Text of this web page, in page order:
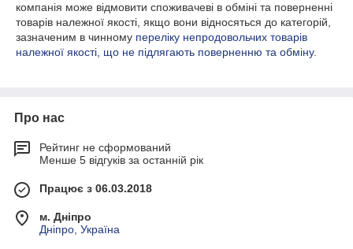
компанія може відмовити споживачеві в обміні та поверненні
товарів належної якості, якщо вони відносяться до категорій,
зазначеним в чинному переліку непродовольчих товарів
належної якості, що не підлягають поверненню та обміну.
Про нас
Рейтинг не сформований
Менше 5 відгуків за останній рік
Працює з 06.03.2018
м. Дніпро
Дніпро, Україна